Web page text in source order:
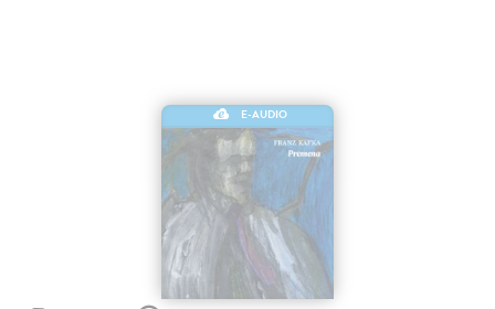
E-AUDIO